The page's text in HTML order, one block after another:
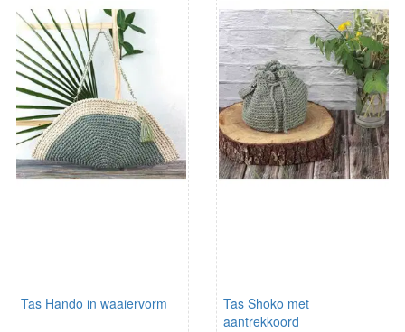
Tas Hando in waaiervorm
Tas Shoko met
aantrekkoord